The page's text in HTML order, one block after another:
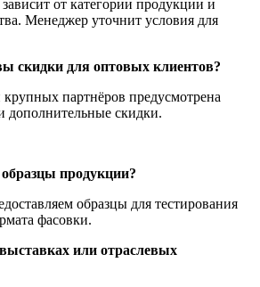
от категории продукции и
Менеджер уточнит условия для
скидки для оптовых клиентов?
партнёров предусмотрена
дополнительные скидки.
продукции?
образцы для тестирования
фасовки.
или отраслевых